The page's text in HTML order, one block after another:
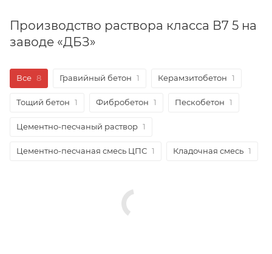
Производство раствора класса В7 5 на
заводе «ДБЗ»
Все 8 Гравийный бетон 1 Керамзитобетон 1
Тощий бетон 1 Фибробетон 1 Пескобетон 1
Цементно-песчаный раствор 1
Цементно-песчаная смесь ЦПС 1 Кладочная смесь 1